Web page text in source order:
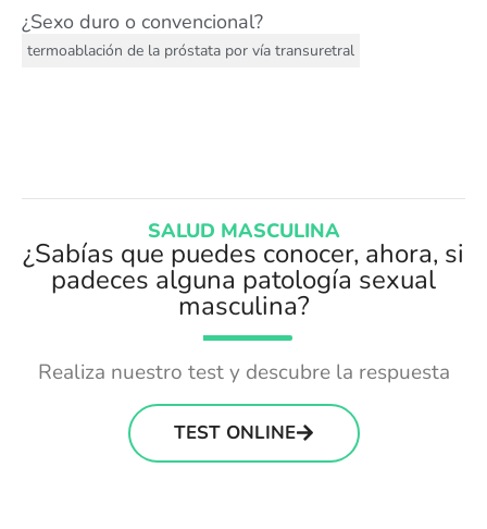
¿Sexo duro o convencional?
termoablación de la próstata por vía transuretral
SALUD MASCULINA
¿Sabías que puedes conocer, ahora, si
padeces alguna patología sexual
masculina?
Realiza nuestro test y descubre la respuesta
TEST ONLINE